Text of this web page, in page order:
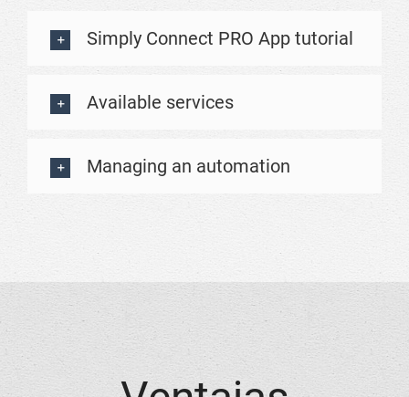
Simply Connect PRO App tutorial
Available services
Managing an automation